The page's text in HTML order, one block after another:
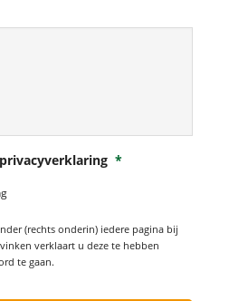
*
(rechts onderin) iedere pagina bij
verklaart u deze te hebben
te gaan.